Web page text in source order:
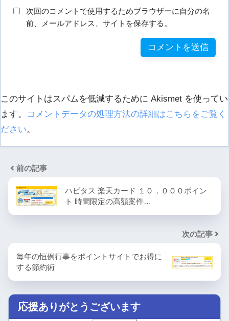
次回のコメントで使用するためブラウザーに自分の名
前、メールアドレス、サイトを保存する。
このサイトはスパムを低減するために Akismet を使ってい
ます。
コメントデータの処理方法の詳細はこちらをご覧く
ださい。
前の記事
ハピタス 楽天カード １０，０００ポイン
ト 時間限定の高額案件…
次の記事
毎年の恒例行事をポイントサイトでお得に
する節約術
応援ありがとうございます